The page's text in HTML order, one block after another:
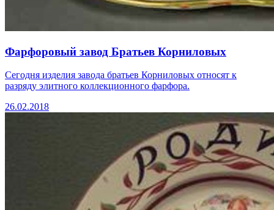
Фарфоровый завод Братьев Корниловых
Сегодня изделия завода братьев Корниловых относят к
разряду элитного коллекционного фарфора.
26.02.2018